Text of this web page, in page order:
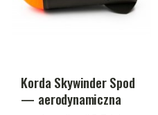
Korda Skywinder Spod
— aerodynamiczna